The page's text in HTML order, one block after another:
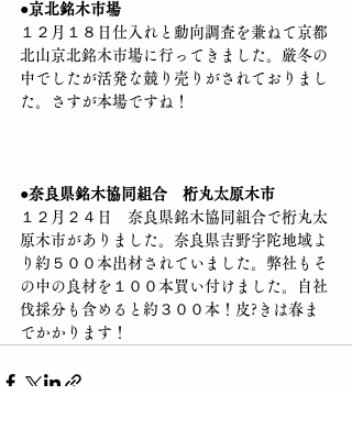
●京北銘木市場
１２月１８日仕入れと動向調査を兼ねて京都
北山京北銘木市場に行ってきました。厳冬の
中でしたが活発な競り売りがされておりまし
た。さすが本場ですね！
●奈良県銘木協同組合　桁丸太原木市
１２月２４日　奈良県銘木協同組合で桁丸太
原木市がありました。奈良県吉野宇陀地域よ
り約５００本出材されていました。弊社もそ
の中の良材を１００本買い付けました。自社
伐採分も含めると約３００本！皮?きは春ま
でかかります！